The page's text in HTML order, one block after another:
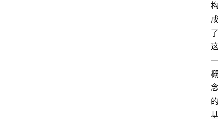
构
成
了
这
一
概
念
的
基